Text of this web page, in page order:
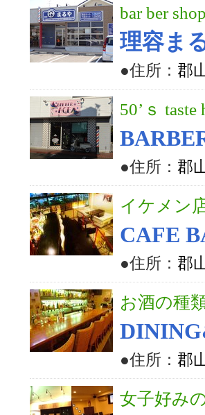
bar ber
理容ま
●住所： 郡
50’ｓ taste
●住所： 郡
イケメン
CAFE
●住所： 郡
お酒の種
●住所： 郡
女子好み